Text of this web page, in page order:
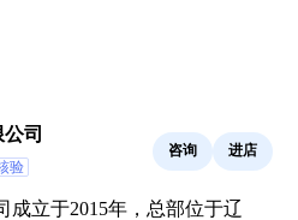
司
验
咨询 进店
成立于2015年，总部位于辽